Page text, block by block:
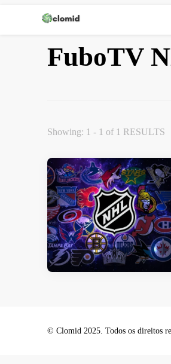
Clomid
FuboTV
Showing: 1 - 1 of 1 RESULTS
© Clomid 2025. Todos os direitos